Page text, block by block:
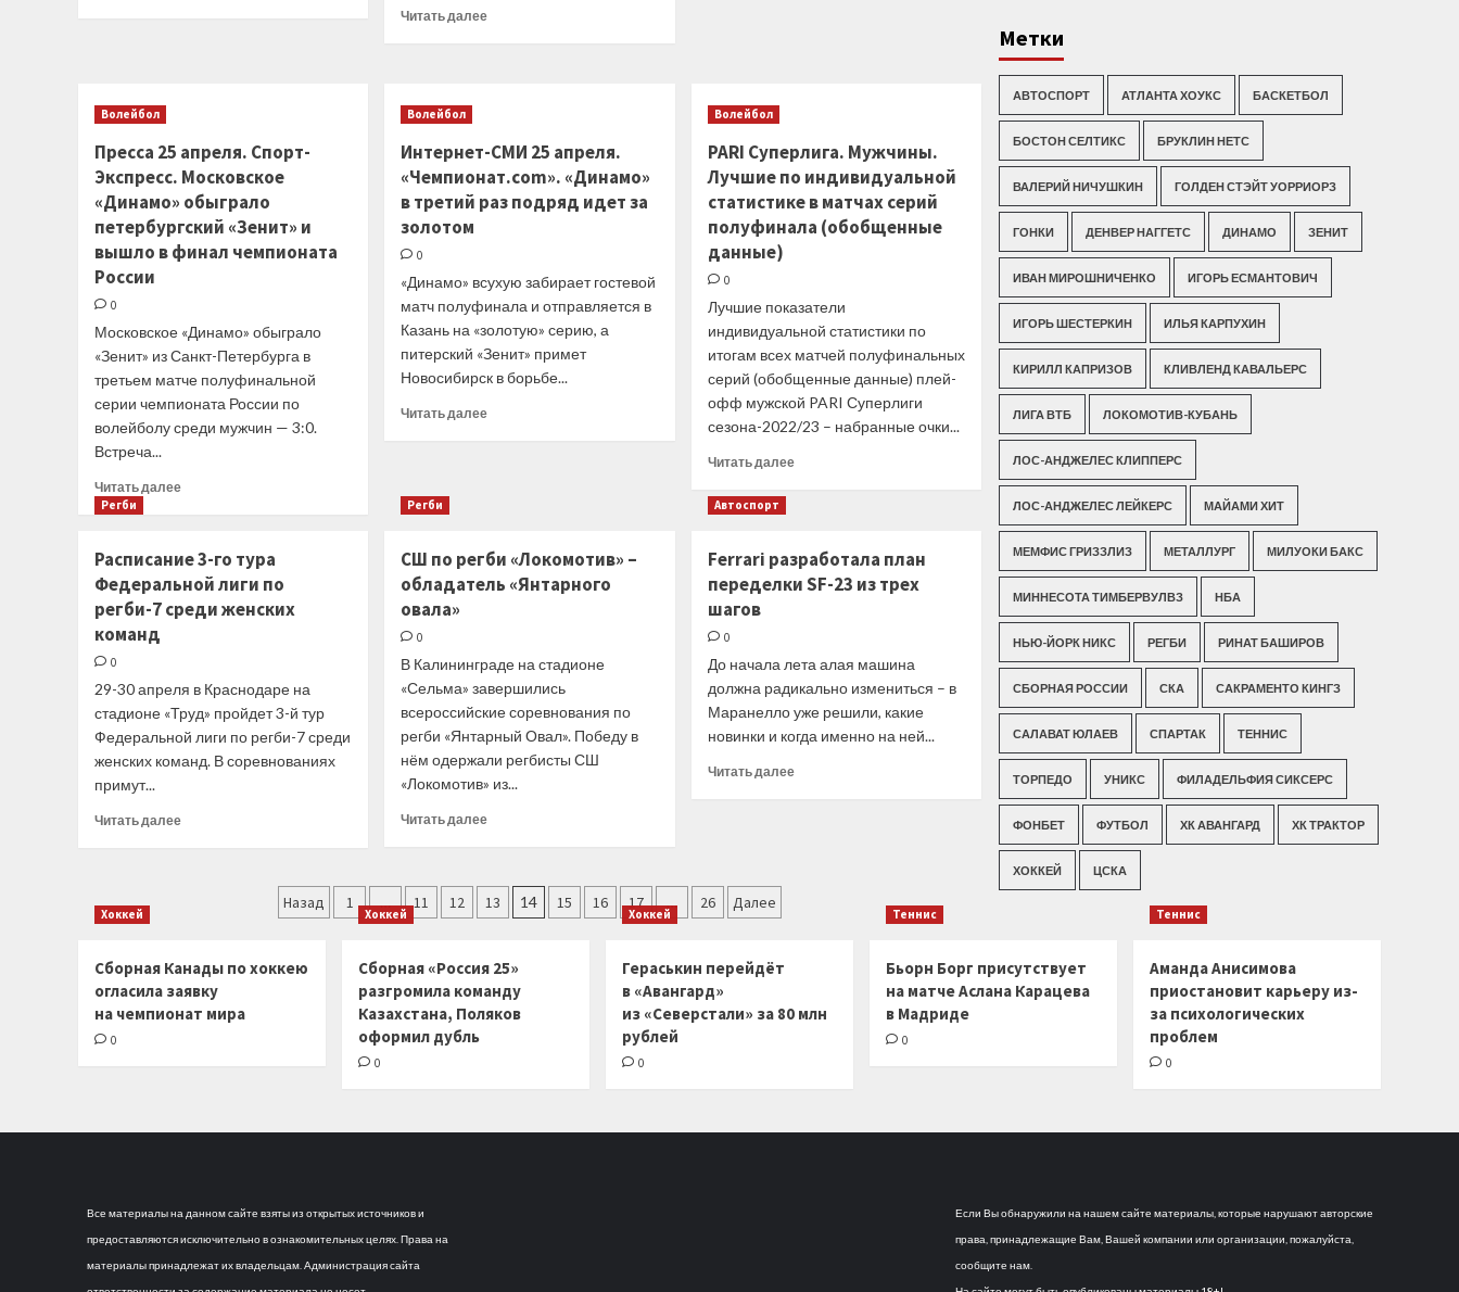
в
основную
сетку
«Мастерса»
в
Мадриде,
Читать далееПрочитать
Медведев
покорит
новые
о
себе.
мужского
турнира
в
Волейбол
Пресса 25 апреля. Спорт-
Экспресс. Московское
«Динамо» обыграло
петербургский «Зенит» и
вышло в финал чемпионата
России
0
Московское «Динамо» обыграло
«Зенит» из Санкт-Петербурга в
третьем матче полуфинальной
серии чемпионата России по
волейболу среди мужчин — 3:0.
Встреча...
Читать далееПрочитать
25
апреля.
Спорт-
обыграло
петербургский
«Зенит»
вышло
Волейбол
Интернет-СМИ 25 апреля.
«Чемпионат.com». «Динамо»
в третий раз подряд идет за
золотом
0
«Динамо» всухую забирает гостевой
матч полуфинала и отправляется в
Казань на «золотую» серию, а
питерский «Зенит» примет
Новосибирск в борьбе...
Читать далееПрочитать
«Чемпионат.com».
«Динамо»
в
идет
за
золотом
Волейбол
PARI Суперлига. Мужчины.
Лучшие по индивидуальной
статистике в матчах серий
полуфинала (обобщенные
данные)
0
Лучшие показатели
индивидуальной статистики по
итогам всех матчей полуфинальных
серий (обобщенные данные) плей-
офф мужской PARI Суперлиги
сезона-2022/23 – набранные очки...
Читать далееПрочитать
Мужчины.
Лучшие
в
матчах
серий
(обобщенные
данные)
Регби
Расписание 3-го тура
Федеральной лиги по
регби-7 среди женских
команд
0
29-30 апреля в Краснодаре на
стадионе «Труд» пройдет 3-й тур
Федеральной лиги по регби-7 среди
женских команд. В соревнованиях
примут...
Читать далееПрочитать
Федеральной
лиги
регби-7
Регби
СШ по регби «Локомотив» –
обладатель «Янтарного
овала»
0
В Калининграде на стадионе
«Сельма» завершились
всероссийские соревнования по
регби «Янтарный Овал». Победу в
нём одержали регбисты СШ
«Локомотив» из...
Читать далееПрочитать
по
регби
–
«Янтарного
овала»
Автоспорт
Ferrari разработала план
переделки SF-23 из трех
шагов
0
До начала лета алая машина
должна радикально измениться – в
Маранелло уже решили, какие
новинки и когда именно на ней...
Читать далееПрочитать
Пагинация
записей
Назад 1 … 11 12 13 14 15 16 17 … 26 Далее
Метки
АВТОСПОРТ АТЛАНТА ХОУКС БАСКЕТБОЛ
БОСТОН СЕЛТИКС БРУКЛИН НЕТС
ВАЛЕРИЙ НИЧУШКИН ГОЛДЕН СТЭЙТ УОРРИОРЗ
ГОНКИ ДЕНВЕР НАГГЕТС ДИНАМО ЗЕНИТ
ИВАН МИРОШНИЧЕНКО ИГОРЬ ЕСМАНТОВИЧ
ИГОРЬ ШЕСТЕРКИН ИЛЬЯ КАРПУХИН
КИРИЛЛ КАПРИЗОВ КЛИВЛЕНД КАВАЛЬЕРС
ЛИГА ВТБ ЛОКОМОТИВ-КУБАНЬ
ЛОС-АНДЖЕЛЕС КЛИППЕРС
ЛОС-АНДЖЕЛЕС ЛЕЙКЕРС МАЙАМИ ХИТ
МЕМФИС ГРИЗЗЛИЗ МЕТАЛЛУРГ МИЛУОКИ БАКС
МИННЕСОТА ТИМБЕРВУЛВЗ НБА
НЬЮ-ЙОРК НИКС РЕГБИ РИНАТ БАШИРОВ
СБОРНАЯ РОССИИ СКА САКРАМЕНТО КИНГЗ
САЛАВАТ ЮЛАЕВ СПАРТАК ТЕННИС
ТОРПЕДО УНИКС ФИЛАДЕЛЬФИЯ СИКСЕРС
ФОНБЕТ ФУТБОЛ ХК АВАНГАРД ХК ТРАКТОР
ХОККЕЙ ЦСКА
Хоккей
Сборная Канады по хоккею
огласила заявку
на чемпионат мира
0
Хоккей
Сборная «Россия 25»
разгромила команду
Казахстана, Поляков
оформил дубль
0
Хоккей
Гераськин перейдёт
в «Авангард»
из «Северстали» за 80 млн
рублей
0
Теннис
Бьорн Борг присутствует
на матче Аслана Карацева
в Мадриде
0
Теннис
Аманда Анисимова
приостановит карьеру из-
за психологических
проблем
0
Все материалы на данном сайте взяты из открытых источников и
предоставляются исключительно в ознакомительных целях. Права на
материалы принадлежат их владельцам. Администрация сайта
Если Вы обнаружили на нашем сайте материалы, которые нарушают авторские
права, принадлежащие Вам, Вашей компании или организации, пожалуйста,
сообщите нам.